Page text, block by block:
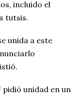
incluido el
tutsis.
unida a este
unidad en un